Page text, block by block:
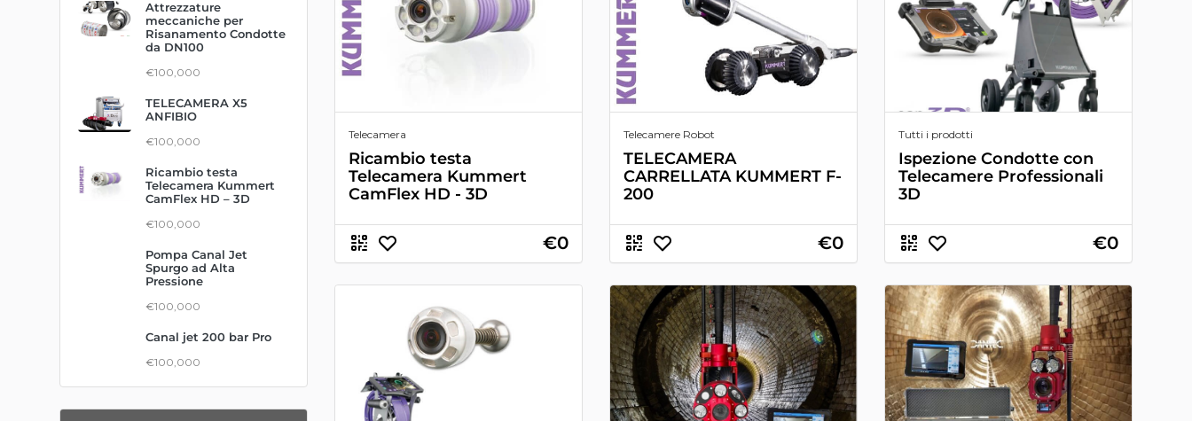
Attrezzature
meccaniche per
Risanamento Condotte
da DN100
€100,000
TELECAMERA X5
ANFIBIO
€100,000
Ricambio testa
Telecamera Kummert
CamFlex HD – 3D
€100,000
Pompa Canal Jet
Spurgo ad Alta
Pressione
€100,000
Canal jet 200 bar Pro
€100,000
Telecamera
Ricambio testa
Telecamera Kummert
CamFlex HD - 3D
€0
Telecamere Robot
TELECAMERA
CARRELLATA KUMMERT F-
200
€0
Tutti i prodotti
Ispezione Condotte con
Telecamere Professionali
3D
€0